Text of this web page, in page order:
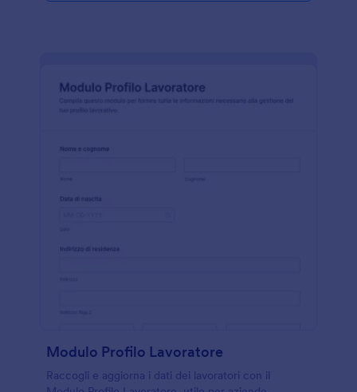
Modulo Profilo Lavoratore
Raccogli e aggiorna i dati dei lavoratori con il